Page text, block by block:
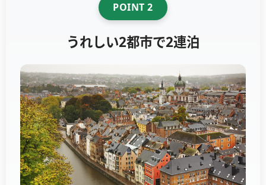
POINT 2
うれしい2都市で2連泊